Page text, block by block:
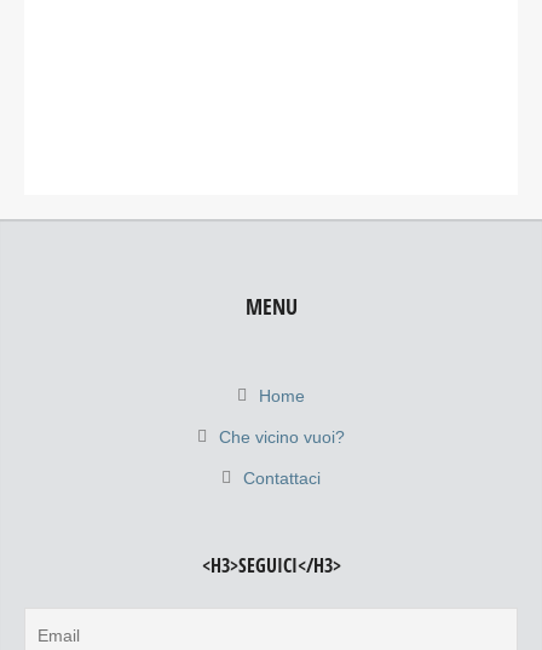
MENU
Home
Che vicino vuoi?
Contattaci
<H3>SEGUICI</H3>